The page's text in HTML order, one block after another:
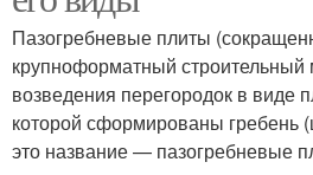
Пазогребневые плиты
крупноформатный строительный
возведения перегородок в виде
которой сформированы гребень
это название — пазогребневые